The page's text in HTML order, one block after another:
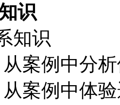
识
知识
案例中分
案例中体